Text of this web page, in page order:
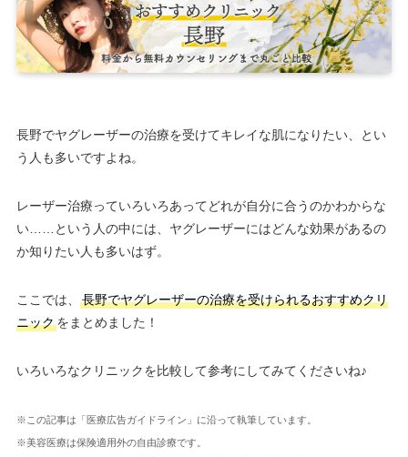
長野でヤグレーザーの治療を受けてキレイな肌になりたい、とい
う人も多いですよね。
レーザー治療っていろいろあってどれが自分に合うのかわからな
い……という人の中には、ヤグレーザーにはどんな効果があるの
か知りたい人も多いはず。
ここでは、
長野でヤグレーザーの治療を受けられるおすすめクリ
ニックをまとめました！
いろいろなクリニックを比較して参考にしてみてくださいね♪
※この記事は「医療広告ガイドライン」に沿って執筆しています。
※美容医療は保険適用外の自由診療です。